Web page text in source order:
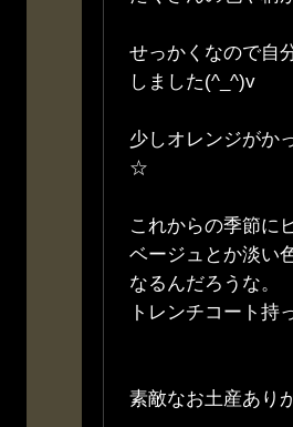
せっかくなので自
しました(^_^)v
少しオレンジがか
☆
これからの季節に
ベージュとか淡い
なるんだろうな。
トレンチコート持
素敵なお土産あり